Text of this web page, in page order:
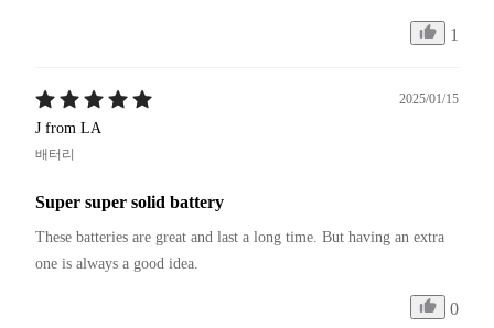
1
2025/01/15
J from LA
배터리
Super super solid battery
These batteries are great and last a long time. But having an extra
one is always a good idea.
0